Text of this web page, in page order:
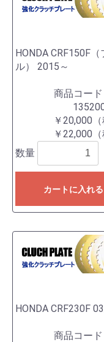
HONDA CRF150F（
ル） 2015～
商品コード
￥20,000（
￥22,000（
数量
カートに入れる
HONDA CRF230F
商品コード